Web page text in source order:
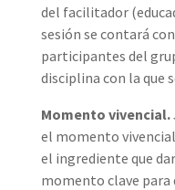
del facilitador
sesión se contará
participantes del
disciplina con la que
Momento vivencial.
el momento
el ingrediente que
momento clave para